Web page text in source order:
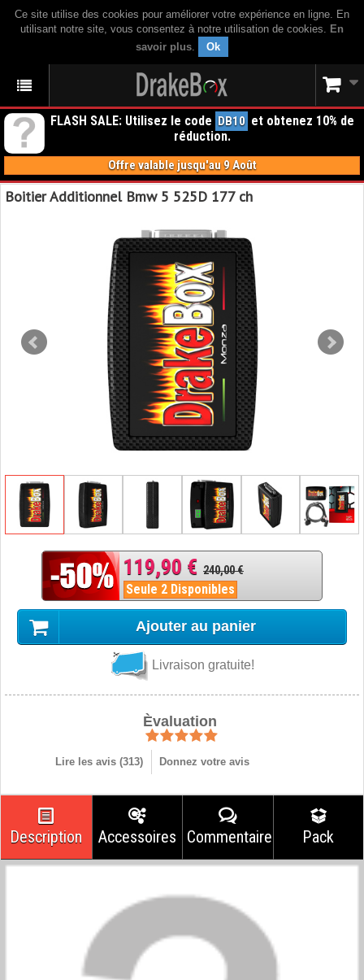
Ce site utilise des cookies pour améliorer votre expérience en ligne. En
utilisant notre site, vous consentez à notre utilisation de cookies. En
savoir plus. Ok
FLASH SALE: Utilisez le code DB10 et obtenez 10% de
réduction.
Offre valable jusqu'au 9 Août
Boitier Additionnel Bmw 5 525D 177 ch
119,90 € 240,00 €
Seule 2 Disponibles
Ajouter au panier
Livraison gratuite!
Èvaluation
Lire les avis (313) Donnez votre avis
Description Accessoires Commentaires Pack